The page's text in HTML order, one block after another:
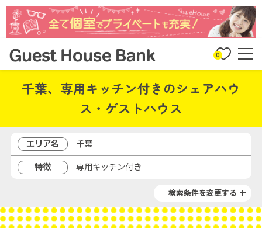
0
千葉、専用キッチン付きのシェアハウ
ス・ゲストハウス
エリア名
千葉
特徴
専用キッチン付き
検索条件を変更する